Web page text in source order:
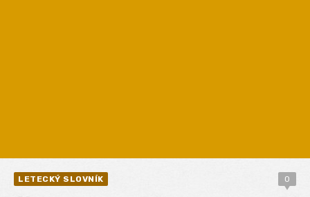
LETECKÝ SLOVNÍK 0